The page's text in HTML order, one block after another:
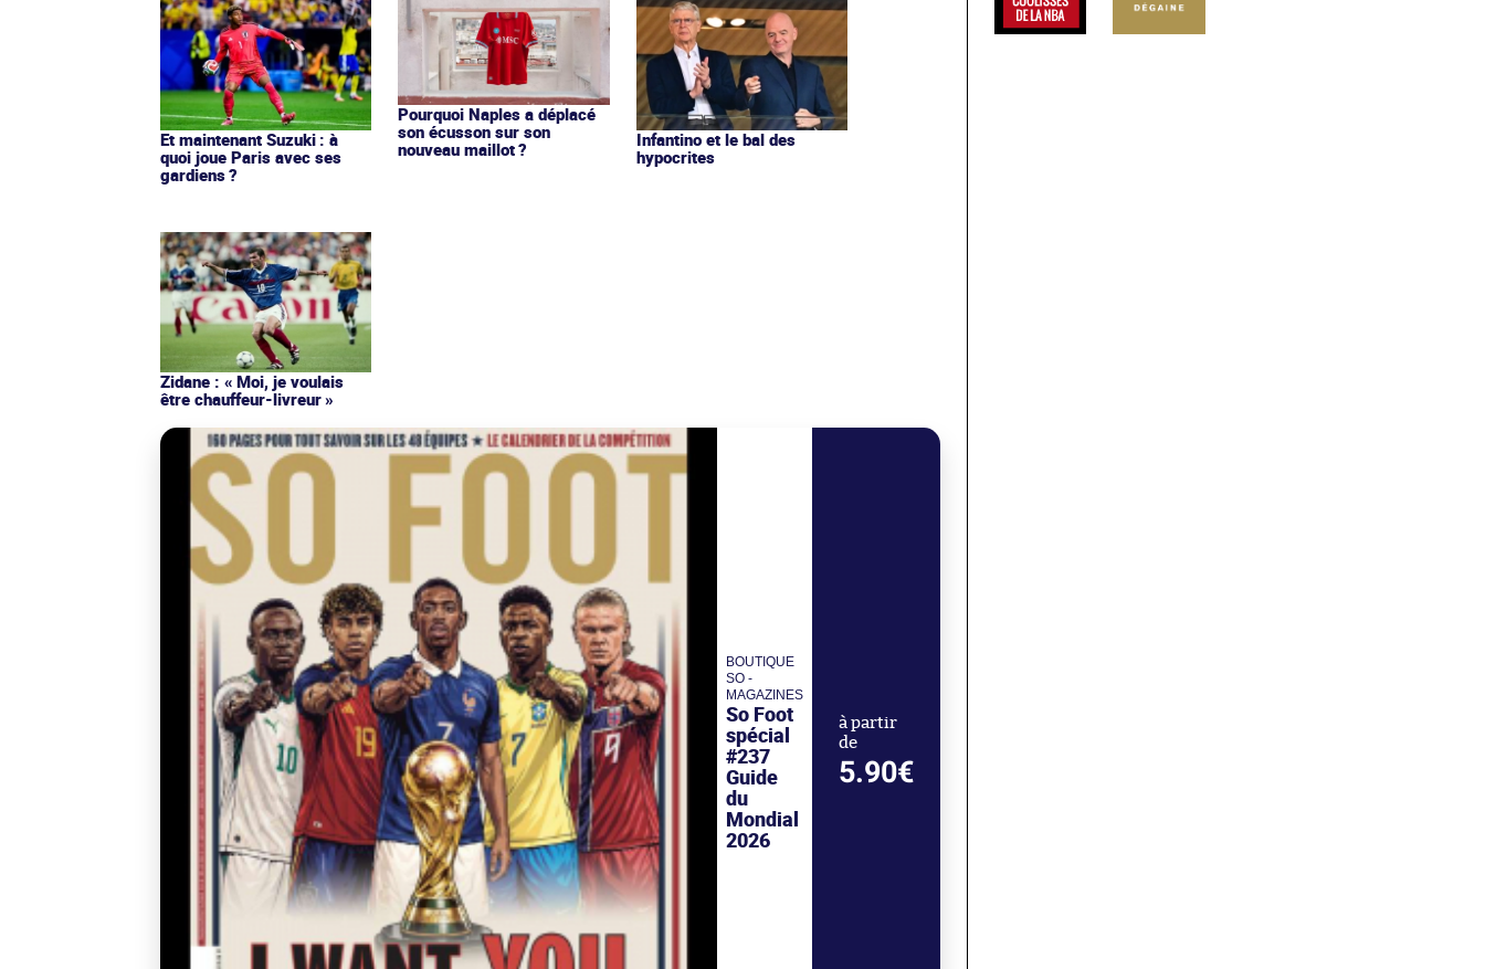
Et maintenant Suzuki : à
quoi joue Paris avec ses
gardiens ?
Pourquoi Naples a déplacé
son écusson sur son
nouveau maillot ?
Infantino et le bal des
hypocrites
Zidane : « Moi, je voulais
être chauffeur-livreur »
BOUTIQUE
SO -
MAGAZINES
So Foot
spécial
#237
Guide
du
Mondial
2026
à partir
de
5.90€